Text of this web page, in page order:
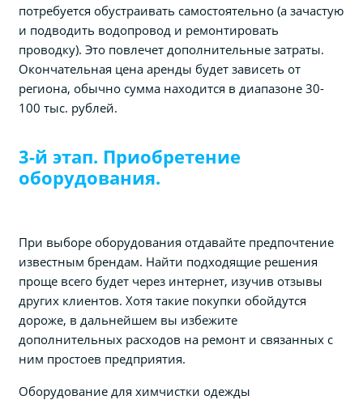
потребуется обустраивать самостоятельно (а зачастую
и подводить водопровод и ремонтировать
проводку). Это повлечет дополнительные затраты.
Окончательная цена аренды будет зависеть от
региона, обычно сумма находится в диапазоне 30-
100 тыс. рублей.
3-й этап. Приобретение
оборудования.
При выборе оборудования отдавайте предпочтение
известным брендам. Найти подходящие решения
проще всего будет через интернет, изучив отзывы
других клиентов. Хотя такие покупки обойдутся
дороже, в дальнейшем вы избежите
дополнительных расходов на ремонт и связанных с
ним простоев предприятия.
Оборудование для химчистки одежды